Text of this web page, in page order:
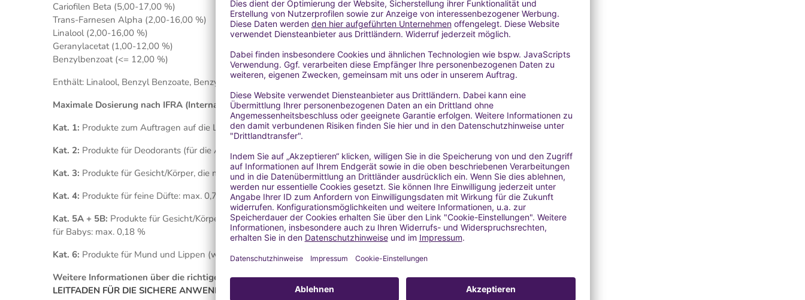
Cariofilen Beta (5,00-17,00 %)
Trans-Farnesen Alpha (2,00-16,00 %)
Linalool (2,00-16,00 %)
Geranylacetat (1,00-12,00 %)
Benzylbenzoat (<= 12,00 %)
Enthält: Linalool, Benzyl Benzoate, Benzyl Salicylate, Farnesol, Geraniol, Eugenol, Benzyl Salicylate, Isoeugenol
Maximale Dosierung nach IFRA (International Fragrance Association - 49th amendment):
Kat. 1: Produkte zum Auftragen auf die Lippen: max. 0,13 %
Kat. 2: Produkte für Deodorants (für die Achselhöhlen): max. 0,038 %
Kat. 3: Produkte für Gesicht/Körper, die mit den Fingerspitzen aufgetragen werden: max. 0,58 %
Kat. 4: Produkte für feine Düfte: max. 0,73 %
Kat. 5A + 5B: Produkte für Gesicht/Körper, die mit den Handflächen aufgetragen werden, normalerweise ohne Spülung; Cremes
für Babys: max. 0,18 %
Kat. 6: Produkte für Mund und Lippen (wie Zahnpasta oder Mundspülung): max. 0,43 %
Weitere Informationen über die richtige Anwendung und Dosierung ätherischer Öle findest du hier:ÄTHERISCHE ÖLE:
LEITFADEN FÜR DIE SICHERE ANWENDUNG